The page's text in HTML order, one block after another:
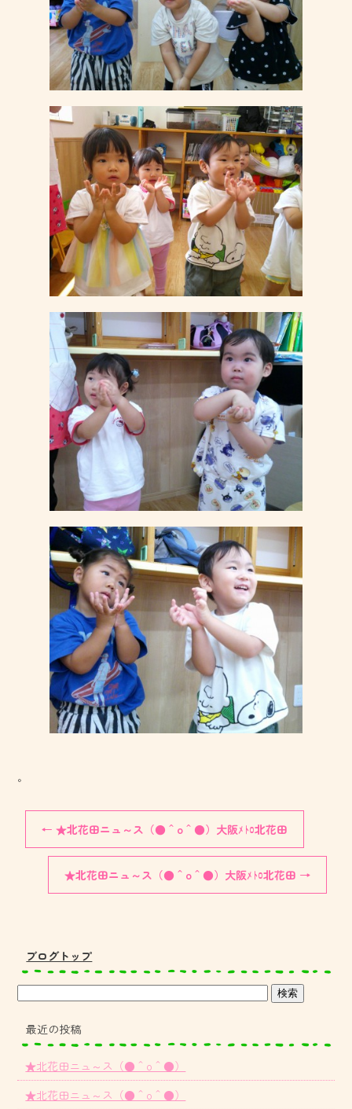
。
← ★北花田ニュ～ス（●＾o＾●）大阪ﾒﾄﾛ北花田
★北花田ニュ～ス（●＾o＾●）大阪ﾒﾄﾛ北花田 →
ブログトップ
最近の投稿
★北花田ニュ～ス（●＾o＾●）
★北花田ニュ～ス（●＾o＾●）